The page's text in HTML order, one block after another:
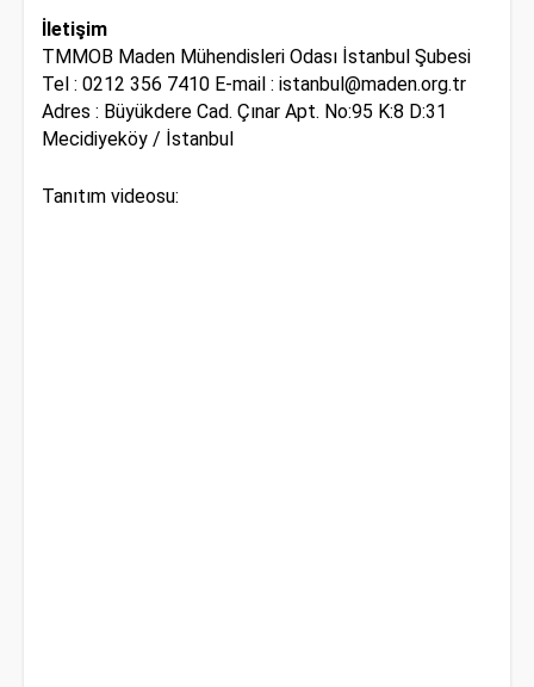
İletişim
TMMOB Maden Mühendisleri Odası İstanbul Şubesi
Tel : 0212 356 7410 E-mail : istanbul@maden.org.tr
Adres : Büyükdere Cad. Çınar Apt. No:95 K:8 D:31
Mecidiyeköy / İstanbul
Tanıtım videosu: